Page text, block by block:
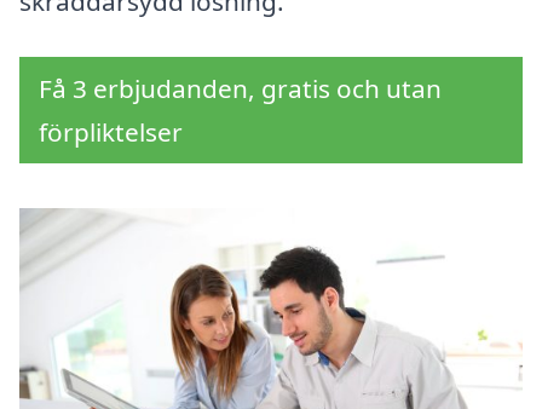
Få 3 erbjudanden, gratis och utan
förpliktelser